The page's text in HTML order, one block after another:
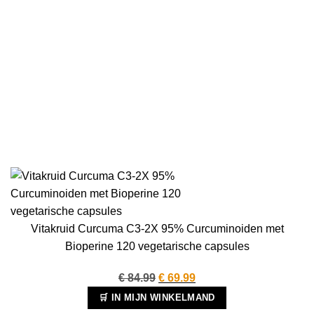
Vitakruid Curcuma C3-2X 95% Curcuminoiden met
Bioperine 120 vegetarische capsules
€84.99 Oorspronkelijke
prijs
€ 69.99Huidige
prijs
🛒 IN MIJN WINKELMAND